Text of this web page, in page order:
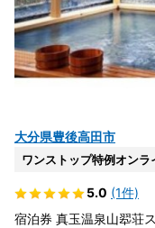
大分県豊後高田市
ワンストップ特例オンラ
5.0 (1件)
宿泊券 真玉温泉山翆荘